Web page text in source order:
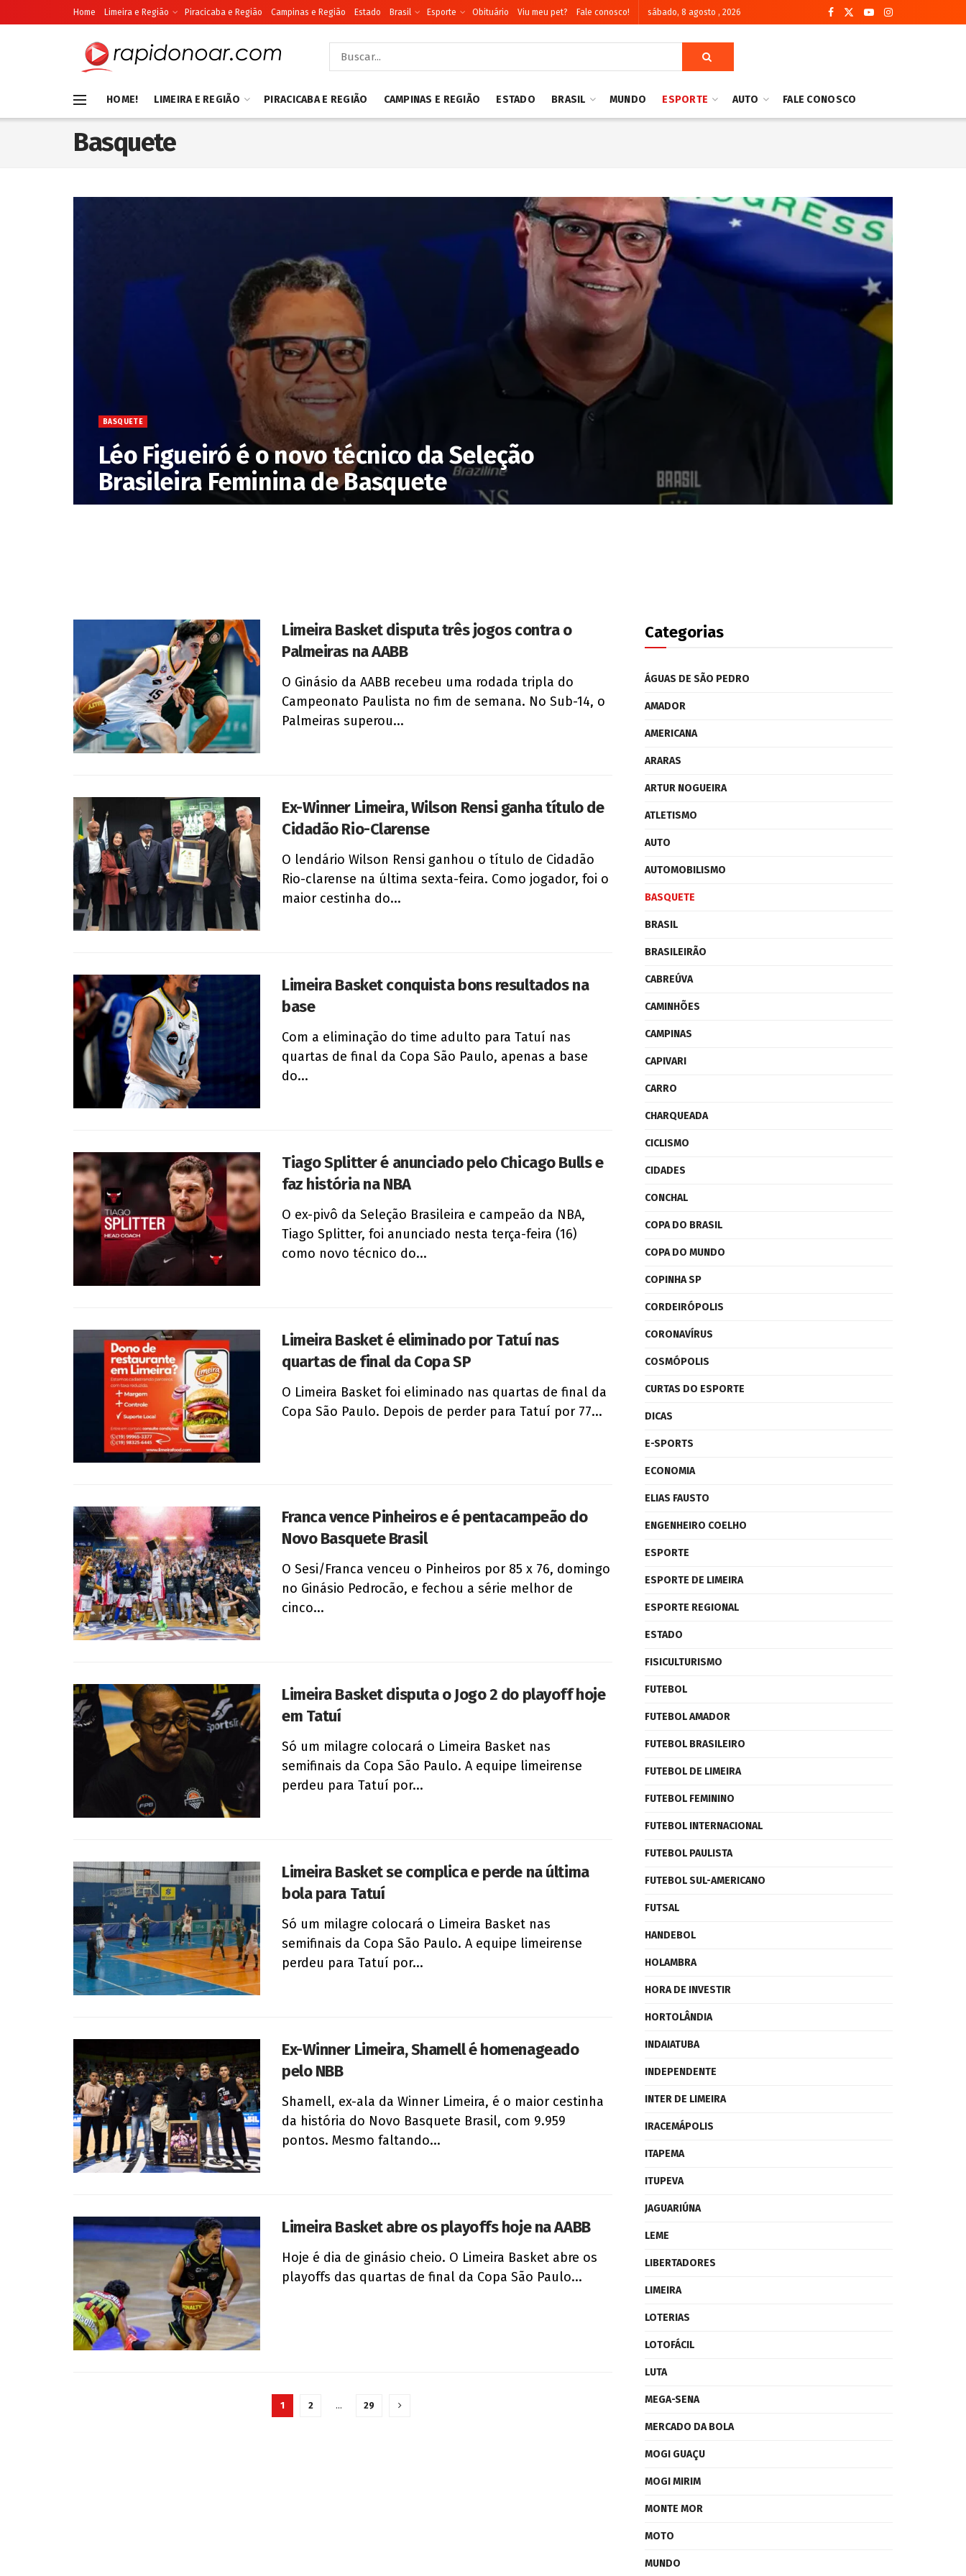
Home Limeira e Região Piracicaba e Região Campinas e Região Estado Brasil Esporte Obituário Viu meu pet? Fale conosco! sábado, 8 agosto , 2026
HOME! LIMEIRA E REGIÃO PIRACICABA E REGIÃO CAMPINAS E REGIÃO ESTADO BRASIL MUNDO ESPORTE AUTO FALE CONOSCO
Basquete
BASQUETE
Léo Figueiró é o novo técnico da Seleção
Brasileira Feminina de Basquete
Limeira Basket disputa três jogos contra o
Palmeiras na AABB
O Ginásio da AABB recebeu uma rodada tripla do
Campeonato Paulista no fim de semana. No Sub-14, o
Palmeiras superou...
Ex-Winner Limeira, Wilson Rensi ganha título de
Cidadão Rio-Clarense
O lendário Wilson Rensi ganhou o título de Cidadão
Rio-clarense na última sexta-feira. Como jogador, foi o
maior cestinha do...
Limeira Basket conquista bons resultados na
base
Com a eliminação do time adulto para Tatuí nas
quartas de final da Copa São Paulo, apenas a base
do...
Tiago Splitter é anunciado pelo Chicago Bulls e
faz história na NBA
O ex-pivô da Seleção Brasileira e campeão da NBA,
Tiago Splitter, foi anunciado nesta terça-feira (16)
como novo técnico do...
Limeira Basket é eliminado por Tatuí nas
quartas de final da Copa SP
O Limeira Basket foi eliminado nas quartas de final da
Copa São Paulo. Depois de perder para Tatuí por 77...
Franca vence Pinheiros e é pentacampeão do
Novo Basquete Brasil
O Sesi/Franca venceu o Pinheiros por 85 x 76, domingo
no Ginásio Pedrocão, e fechou a série melhor de
cinco...
Limeira Basket disputa o Jogo 2 do playoff hoje
em Tatuí
Só um milagre colocará o Limeira Basket nas
semifinais da Copa São Paulo. A equipe limeirense
perdeu para Tatuí por...
Limeira Basket se complica e perde na última
bola para Tatuí
Só um milagre colocará o Limeira Basket nas
semifinais da Copa São Paulo. A equipe limeirense
perdeu para Tatuí por...
Ex-Winner Limeira, Shamell é homenageado
pelo NBB
Shamell, ex-ala da Winner Limeira, é o maior cestinha
da história do Novo Basquete Brasil, com 9.959
pontos. Mesmo faltando...
Limeira Basket abre os playoffs hoje na AABB
Hoje é dia de ginásio cheio. O Limeira Basket abre os
playoffs das quartas de final da Copa São Paulo...
1 2 … 29
Categorias
ÁGUAS DE SÃO PEDRO
AMADOR
AMERICANA
ARARAS
ARTUR NOGUEIRA
ATLETISMO
AUTO
AUTOMOBILISMO
BASQUETE
BRASIL
BRASILEIRÃO
CABREÚVA
CAMINHÕES
CAMPINAS
CAPIVARI
CARRO
CHARQUEADA
CICLISMO
CIDADES
CONCHAL
COPA DO BRASIL
COPA DO MUNDO
COPINHA SP
CORDEIRÓPOLIS
CORONAVÍRUS
COSMÓPOLIS
CURTAS DO ESPORTE
DICAS
E-SPORTS
ECONOMIA
ELIAS FAUSTO
ENGENHEIRO COELHO
ESPORTE
ESPORTE DE LIMEIRA
ESPORTE REGIONAL
ESTADO
FISICULTURISMO
FUTEBOL
FUTEBOL AMADOR
FUTEBOL BRASILEIRO
FUTEBOL DE LIMEIRA
FUTEBOL FEMININO
FUTEBOL INTERNACIONAL
FUTEBOL PAULISTA
FUTEBOL SUL-AMERICANO
FUTSAL
HANDEBOL
HOLAMBRA
HORA DE INVESTIR
HORTOLÂNDIA
INDAIATUBA
INDEPENDENTE
INTER DE LIMEIRA
IRACEMÁPOLIS
ITAPEMA
ITUPEVA
JAGUARIÚNA
LEME
LIBERTADORES
LIMEIRA
LOTERIAS
LOTOFÁCIL
LUTA
MEGA-SENA
MERCADO DA BOLA
MOGI GUAÇU
MOGI MIRIM
MONTE MOR
MOTO
MUNDO